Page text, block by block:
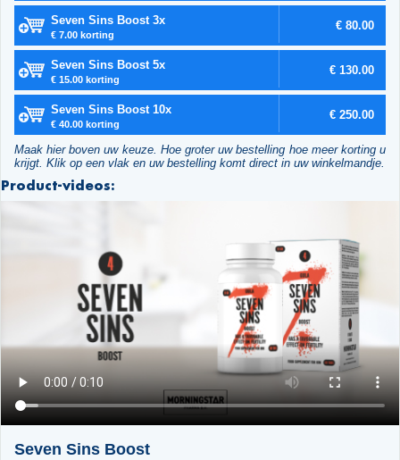
Seven Sins Boost 3x
€ 7.00 korting
€ 80.00
Seven Sins Boost 5x
€ 15.00 korting
€ 130.00
Seven Sins Boost 10x
€ 40.00 korting
€ 250.00
Maak hier boven uw keuze. Hoe groter uw bestelling hoe meer korting u
krijgt. Klik op een vlak en uw bestelling komt direct in uw winkelmandje.
Product-videos:
Seven Sins Boost